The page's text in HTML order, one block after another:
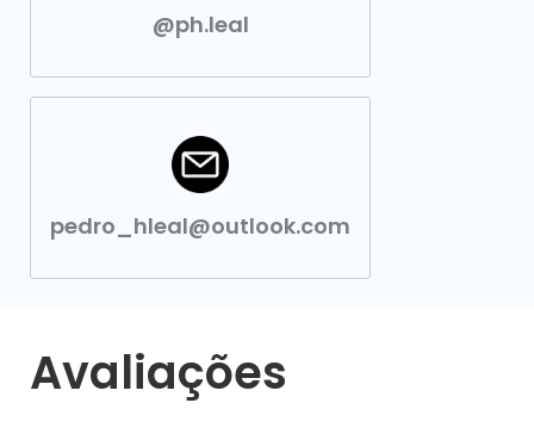
@ph.leal
pedro_hleal@outlook.com
Avaliações